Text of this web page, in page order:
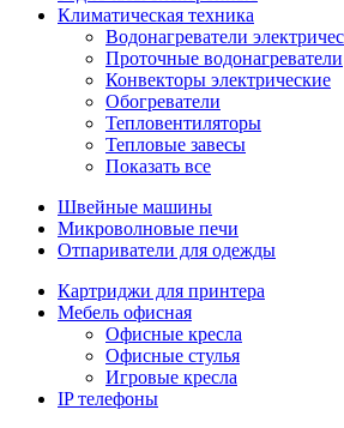
Климатическая техника
Водонагреватели
Проточные водонагреватели
Конвекторы электрические
Обогреватели
Тепловентиляторы
Тепловые завесы
Показать все
Швейные машины
Микроволновые печи
Отпариватели для одежды
Картриджи для принтера
Мебель офисная
Офисные кресла
Офисные стулья
Игровые кресла
IP телефоны